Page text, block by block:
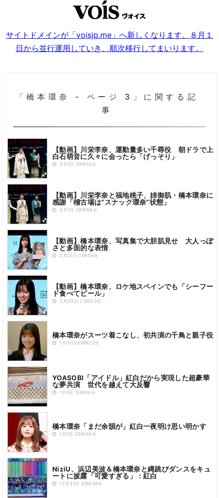
サイトドメインが「voisjp.me」へ新しくなります。８月１
日から並行運用していき、順次移行してまいります。
「橋本環奈 - ページ 3」に関する記
事
【動画】川栄李奈、運動量多い千尋役 朝ドラで上
白石萌音に久々に会ったら「げっそり」
3月1日 09時13分
【動画】川栄李奈と福地桃子、姉御肌・橋本環奈に
感謝「稽古場は“スナック環奈”状態」
3月1日 08時56分
【動画】橋本環奈、写真集で大胆肌見せ 大人っぽ
さと多面的な表情
2月21日 11時56分
【動画】橋本環奈、ロケ地スペインでも「シーフー
ド食べてビール」
2月20日 22時50分
橋本環奈がスーツ着こなし、初共演の千鳥と親子役
1月31日 08時22分
YOASOBI「アイドル」紅白だから実現した超豪華
な夢共演 世代を越えて大反響
1月1日 15時04分
橋本環奈「まだ余韻が」紅白一夜明け思い明かす
1月1日 09時36分
NiziU、浜辺美波＆橋本環奈と縄跳びダンスをキュ
ートに披露「可愛すぎる」：紅白
12月31日 20時49分